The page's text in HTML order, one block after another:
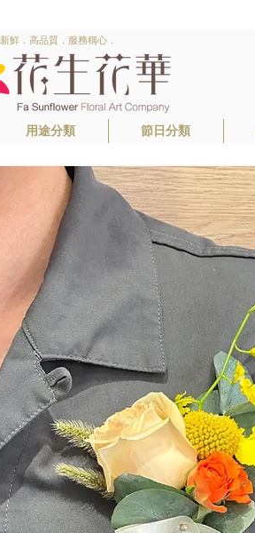
新鮮．高品質．服務稱心．
用途分類 節日分類